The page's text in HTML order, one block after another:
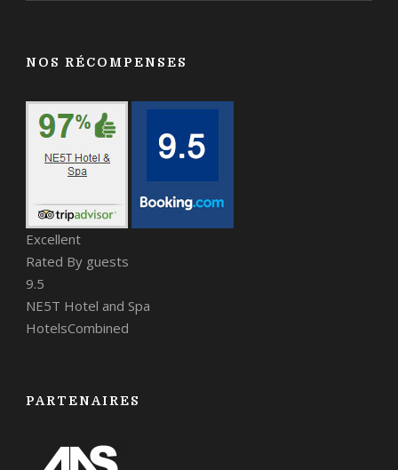
NOS RÉCOMPENSES
Excellent
Rated By guests
9.5
NE5T Hotel and Spa
HotelsCombined
PARTENAIRES